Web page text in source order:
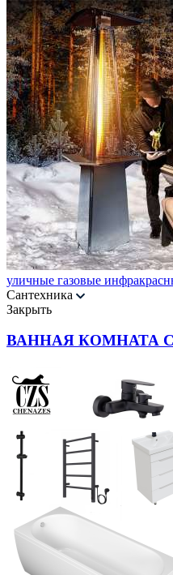
уличные газовые
Сантехника
Закрыть
ВАННАЯ КОМНАТА